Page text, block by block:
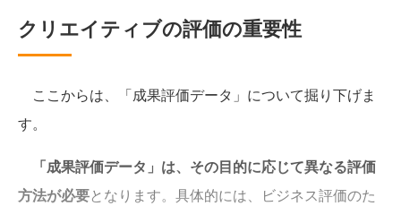
クリエイティブの評価の重要性
ここからは、「成果評価データ」について掘り下げま
す。
「成果評価データ」は、その目的に応じて異なる評価
方法が必要となります。具体的には、ビジネス評価のた